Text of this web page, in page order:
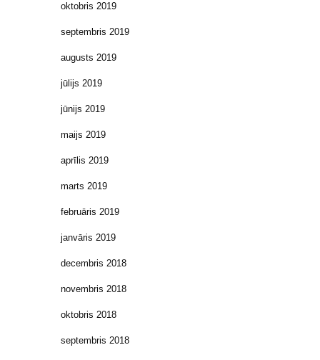
oktobris 2019
septembris 2019
augusts 2019
jūlijs 2019
jūnijs 2019
maijs 2019
aprīlis 2019
marts 2019
februāris 2019
janvāris 2019
decembris 2018
novembris 2018
oktobris 2018
septembris 2018